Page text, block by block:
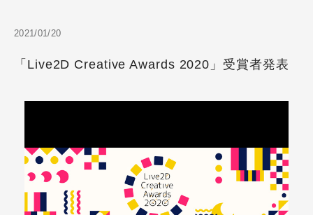
2021/01/20
「Live2D Creative Awards 2020」受賞者発表